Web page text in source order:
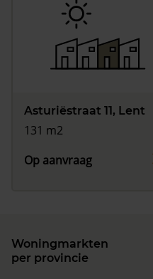
Asturiëstraat 11, Lent
131 m2
Op aanvraag
Woningmarkten
per provincie